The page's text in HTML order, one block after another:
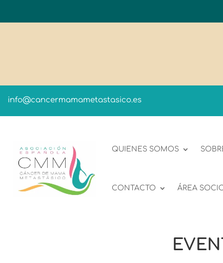
info@cancermamametastasico.es
QUIENES SOMOS
CONTACTO ÁREA